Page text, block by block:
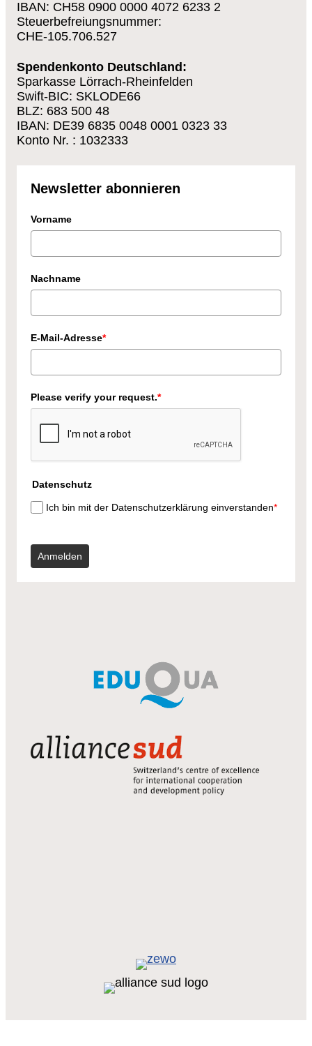
IBAN: CH58 0900 0000 4072 6233 2
Steuerbefreiungsnummer:
CHE-105.706.527
Spendenkonto Deutschland:
Sparkasse Lörrach-Rheinfelden
Swift-BIC: SKLODE66
BLZ: 683 500 48
IBAN: DE39 6835 0048 0001 0323 33
Konto Nr. : 1032333
Newsletter abonnieren
Vorname
Nachname
E-Mail-Adresse*
Please verify your request.*
Datenschutz
Ich bin mit der Datenschutzerklärung einverstanden*
Anmelden